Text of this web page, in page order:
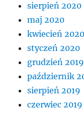
sierpień 2020
maj 2020
kwiecień 2020
styczeń 2020
grudzień 2019
październik
sierpień 2019
czerwiec 2019